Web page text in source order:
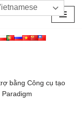
bằng Công cụ tạo